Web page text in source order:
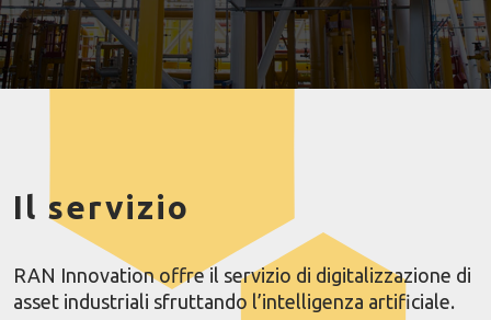
Il servizio
RAN Innovation offre il servizio di digitalizzazione di
asset industriali sfruttando l’intelligenza artificiale.